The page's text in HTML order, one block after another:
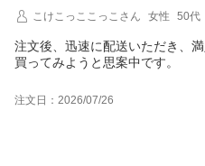
こけこっここっこさん
女性 50代
注文後、迅速に配送いただき、
買ってみようと思案中です。
注文日：2026/07/26